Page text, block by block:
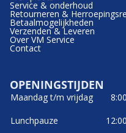
Service & onderhoud
Retourneren &
Betaalmogelijkheden
Verzenden & Leveren
Over VM Service
Contact
OPENINGSTIJDEN
Maandag t/m vrijdag
Lunchpauze